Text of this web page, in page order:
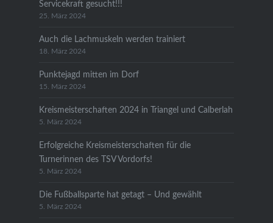
Servicekraft gesucht!!!
25. März 2024
Auch die Lachmuskeln werden trainiert
18. März 2024
Punktejagd mitten im Dorf
15. März 2024
Kreismeisterschaften 2024 in Triangel und Calberlah
5. März 2024
Erfolgreiche Kreismeisterschaften für die
Turnerinnen des TSV Vordorfs!
5. März 2024
Die Fußballsparte hat getagt – Und gewählt
5. März 2024